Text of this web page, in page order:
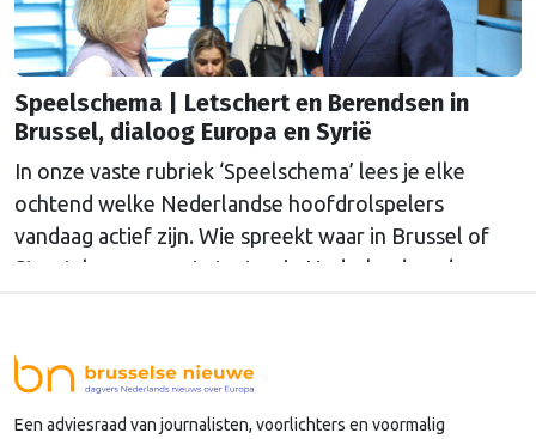
Speelschema | Letschert en Berendsen in
Brussel, dialoog Europa en Syrië
In onze vaste rubriek ‘Speelschema’ lees je elke
ochtend welke Nederlandse hoofdrolspelers
vandaag actief zijn. Wie spreekt waar in Brussel of
Straatsburg, en wat staat er in Nederland op de
Een adviesraad van journalisten, voorlichters en voormalig